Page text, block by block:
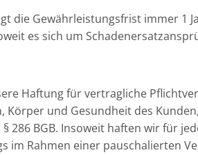
die Gewährleistungsfrist immer 1
es sich um
Haftung für vertragliche
Körper und Gesundheit des
286 BGB. Insoweit haften wir für
im Rahmen einer pauschalierten